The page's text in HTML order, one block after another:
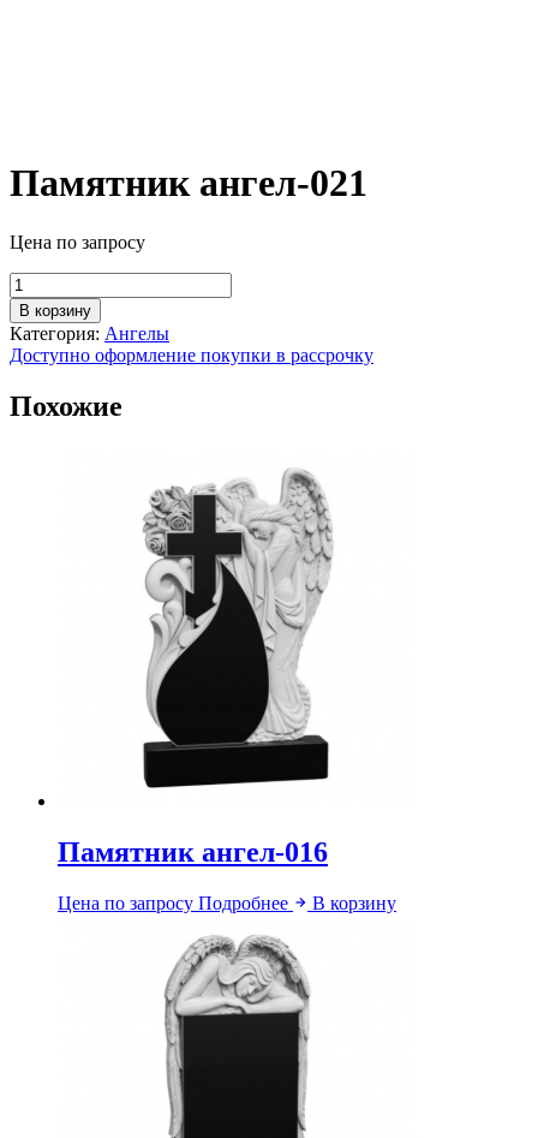
Памятник ангел-021
Цена по запросу
Количество
товара
Памятник
ангел-021
В корзину
Категория: Ангелы
Доступно оформление покупки в рассрочку
Похожие
Памятник ангел-016
Цена по запросу Подробнее В корзину